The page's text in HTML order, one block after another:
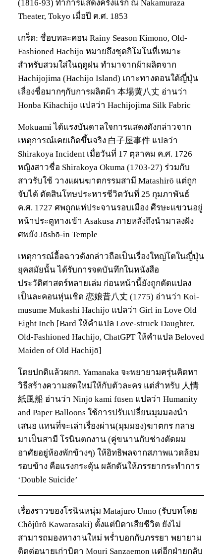
(1816-93) ทำการแสดงครั้งแรก ณ Nakamuraza
Theater, Tokyo เมื่อปี ค.ศ. 1853
เกร็ด: ชื่อบทละคอน Rainy Season Kimono, Old-
Fashioned Hachijo หมายถึงชุดกิโมโนที่เหมาะ
สำหรับสวมใส่ในฤดูฝน ทำมาจากผ้าผลิตจาก
Hachijojima (Hachijo Island) เกาะทางตอนใต้ญี่ปุ่น
เลื่องชื่อมากๆกับการผลิตผ้า 本場黄八丈 อ่านว่า
Honba Kihachijo แปลว่า Hachijojima Silk Fabric
Mokuami ได้แรงบันดาลใจการแสดงดังกล่าวจาก
เหตุการณ์เคยเกิดขึ้นจริง 白子屋事件 แปลว่า
Shirakoya Incident เมื่อวันที่ 17 ตุลาคม ค.ศ. 1726
หญิงสาวชื่อ Shirakoya Okuma (1703-27) ร่วมกับ
สาวรับใช้ วางแผนฆาตกรรมสามี Matashirō แต่ถูก
จับได้ ตัดสินโทษประหารชีวิตวันที่ 25 กุมภาพันธ์
ค.ศ. 1727 ศพถูกแห่ประจานรอบเมือง ศีรษะแขวนอยู่
หน้าประตูทางเข้า Asakusa ภายหลังถึงนำมาลงฝัง
ศพยัง Jōshō-in Temple
เหตุการณ์อื้อฉาวดังกล่าวถือเป็นเรื่องใหญ่โตในญี่ปุ่น
ยุคสมัยนั้น ได้รับการจดบันทึกในหนังสือ
ประวัติศาสตร์หลายเล่ม ก่อนหน้านี้ยังถูกดัดแปลง
เป็นละคอนหุ่นเชิด 恋娘昔八丈 (1775) อ่านว่า Koi-
musume Mukashi Hachijo แปลว่า Girl in Love Old
Eight Inch [Bard ให้คำแปล Love-struck Daughter,
Old-Fashioned Hachijo, ChatGPT ให้คำแปล Beloved
Maiden of Old Hachijō]
โดยปกติแล้วผกก. Yamanaka จะพยายามครุ่นคิดหา
วิธีสร้างความสดใหม่ให้กับตัวละคร แต่สำหรับ 人情
紙風船 อ่านว่า Ninjō kami fūsen แปลว่า Humanity
and Paper Balloons ใช้การปรับเปลี่ยนมุมมองนำ
เสนอ แทนที่จะเล่าเรื่องผ่าน(มุมมอง)ฆาตกร กลาย
มาเป็นสามี โรนินตกงาน (คู่ขนานกับช่างตัดผม
อาศัยอยู่ห้องพักข้างๆ) ให้อิทธิพลจากสภาพแวดล้อม
รอบข้าง คือแรงกระตุ้น ผลักดันให้ภรรยากระทำการ
‘Double Suicide’
เรื่องราวของโรนินหนุ่ม Matajuro Unno (รับบทโดย
Chôjûrô Kawarasaki) ตั้งแต่บิดาเสียชีวิต ยังไม่
สามารถมองหางานใหม่ พร่ำบอกกับภรรยา พยายาม
ติดต่อนายเก่าบิดา Mouri Sanzaemon แต่อีกฝ่ายกลับ